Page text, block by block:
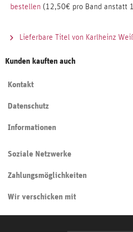
bestellen (12,50€ pro Band anstatt
Lieferbare Titel von Karlheinz
Kunden kauften auch
Kontakt
Datenschutz
Informationen
Soziale Netzwerke
Zahlungsmöglichkeiten
Wir verschicken mit